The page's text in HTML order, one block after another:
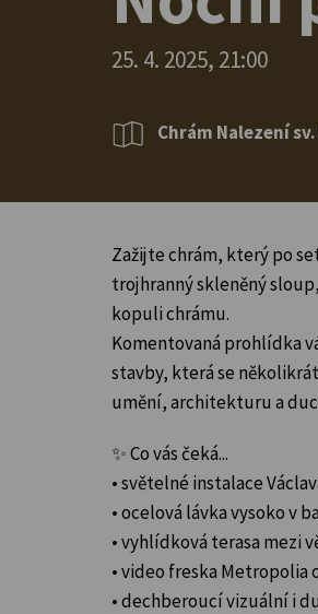
25. 4. 2025, 21:00
Chrám Nalezení
Zažijte chrám, který po
trojhranný skleněný
kopuli chrámu.
Komentovaná prohlídka
stavby, která se
umění, architekturu a
✨ Co vás čeká...
• světelné instalace
• ocelová lávka vysoko v
• vyhlídková terasa mezi
• video freska Metropolia
• dechberoucí vizuální i